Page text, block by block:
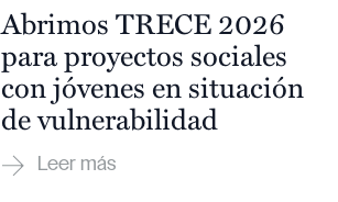
Abrimos TRECE 2026
para proyectos sociales
con jóvenes en situación
de vulnerabilidad